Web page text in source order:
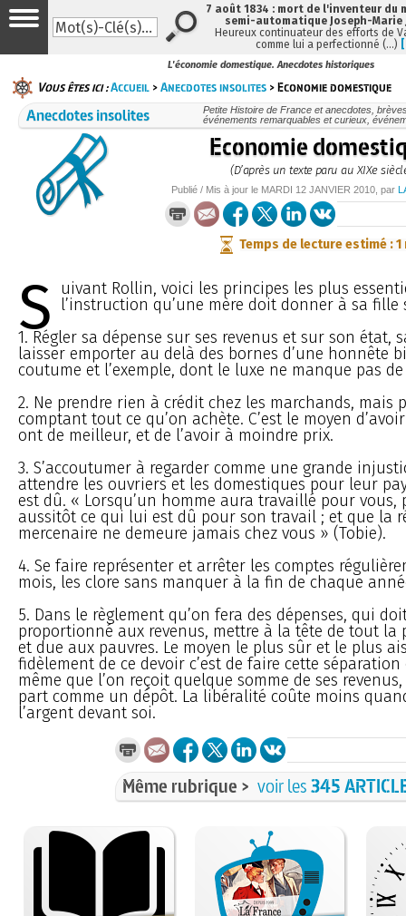
L'économie domestique. Anecdotes historiques
Vous êtes ici :Accueil >Anecdotes insolites > Economie domestique
Anecdotes insolites
Petite Histoire de France et anecdotes,
événements remarquables et curieux,
Economie
(D’après un texte paru au XIXe
Publié / Mis à jour le MARDI 12 JANVIER 2010 , par
Temps de lecture estimé : 1
S uivant Rollin, voici les principes les plus
l’instruction qu’une mère doit donner à sa fille
1. Régler sa dépense sur ses revenus et sur son état,
laisser emporter au delà des bornes d’une honnête
coutume et l’exemple, dont le luxe ne manque pas
2. Ne prendre rien à crédit chez les marchands, mais
comptant tout ce qu’on achète. C’est le moyen
ont de meilleur, et de l’avoir à moindre prix.
3. S’accoutumer à regarder comme une grande
attendre les ouvriers et les domestiques pour leur
est dû. « Lorsqu’un homme aura travaillé pour vous,
aussitôt ce qui lui est dû pour son travail ; et que la
mercenaire ne demeure jamais chez vous » (Tobie).
4. Se faire représenter et arrêter les comptes
mois, les clore sans manquer à la fin de chaque
5. Dans le règlement qu’on fera des dépenses, qui
proportionné aux revenus, mettre à la tête de tout la
et due aux pauvres. Le moyen le plus sûr et le plus
fidèlement de ce devoir c’est de faire cette
même que l’on reçoit quelque somme de ses
part comme un dépôt. La libéralité coûte moins
l’argent devant soi.
Même rubrique > voir les345
7 août 1834 : mort de l'inventeur du
semi-automatique Joseph-Marie
Heureux continuateur des efforts de
comme lui a perfectionné (…)